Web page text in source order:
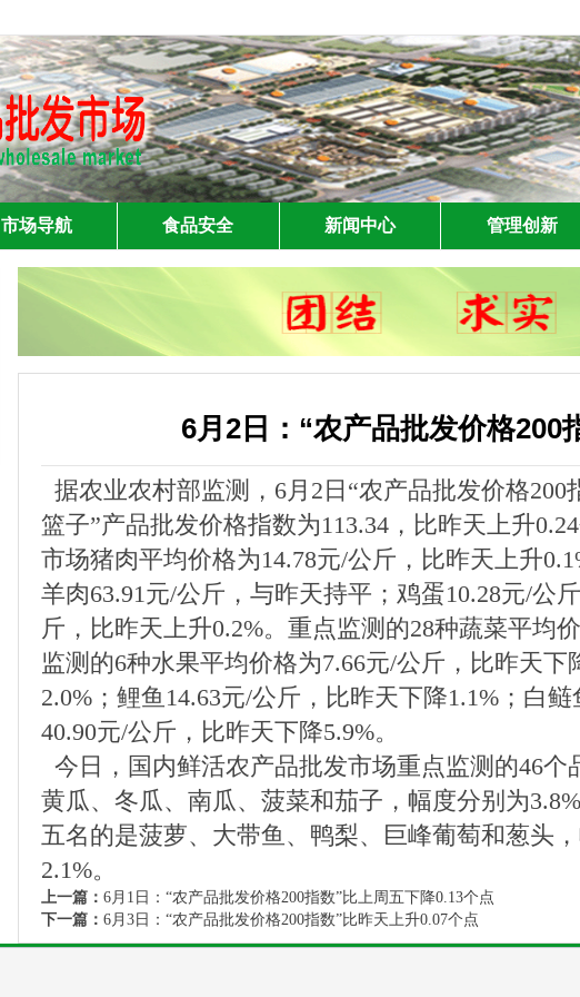
市场导航 食品安全 新闻中心 管理创新
6月2日：“农产品批发价格200
据农业农村部监测，6月2日“农产品批发价格200
篮子”产品批发价格指数为113.34，比昨天上升
市场猪肉平均价格为14.78元/公斤，比昨天上升
羊肉63.91元/公斤，与昨天持平；鸡蛋10.28元/公
斤，比昨天上升0.2%。重点监测的28种蔬菜平均
监测的6种水果平均价格为7.66元/公斤，比昨天
2.0%；鲤鱼14.63元/公斤，比昨天下降1.1%；白
40.90元/公斤，比昨天下降5.9%。
今日，国内鲜活农产品批发市场重点监测的46
黄瓜、冬瓜、南瓜、菠菜和茄子，幅度分别为
五名的是菠萝、大带鱼、鸭梨、巨峰葡萄和葱头
2.1%。
上一篇： 6月1日：“农产品批发价格200指数”比上周五下降0.13个点
下一篇： 6月3日：“农产品批发价格200指数”比昨天上升0.07个点